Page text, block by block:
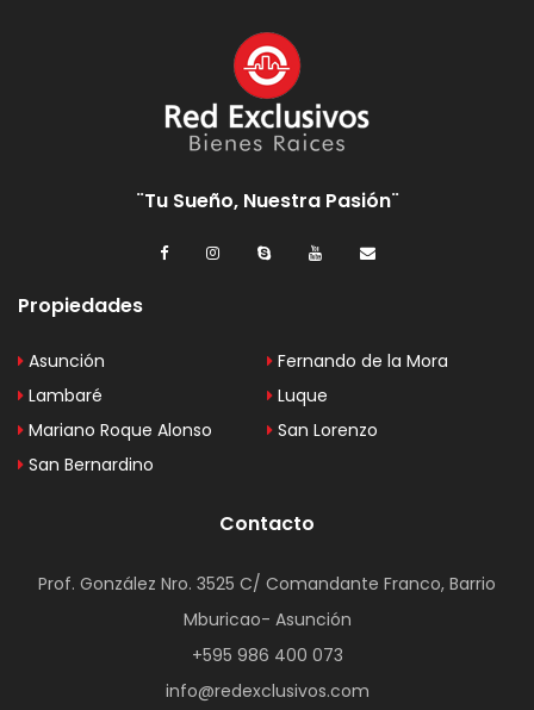
¨Tu Sueño, Nuestra Pasión¨
Propiedades
Asunción
Fernando de la Mora
Lambaré
Luque
Mariano Roque Alonso
San Lorenzo
San Bernardino
Contacto
Prof. González Nro. 3525 C/ Comandante Franco, Barrio
Mburicao- Asunción
+595 986 400 073
info@redexclusivos.com